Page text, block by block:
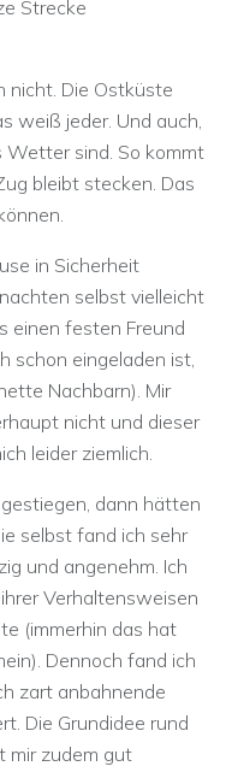
Strecke
nicht. Die Ostküste
weiß jeder. Und auch,
Wetter sind. So kommt
bleibt stecken. Das
in Sicherheit
selbst vielleicht
einen festen Freund
schon eingeladen ist,
Nachbarn). Mir
nicht und dieser
leider ziemlich.
dann hätten
selbst fand ich sehr
und angenehm. Ich
Verhaltensweisen
(immerhin das hat
Dennoch fand ich
zart anbahnende
Die Grundidee rund
mir zudem gut